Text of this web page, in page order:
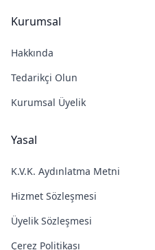
Kurumsal
Hakkında
Tedarikçi Olun
Kurumsal Üyelik
Yasal
K.V.K. Aydınlatma Metni
Hizmet Sözleşmesi
Üyelik Sözleşmesi
Çerez Politikası